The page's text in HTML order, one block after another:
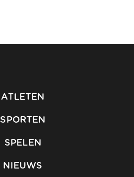
ATLETEN
SPORTEN
SPELEN
NIEUWS